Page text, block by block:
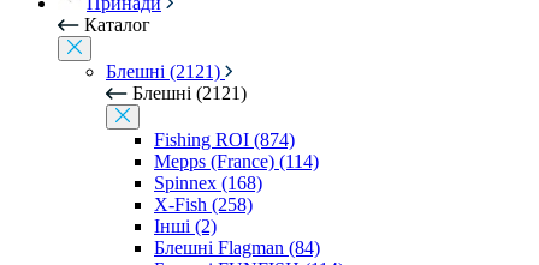
Каталог
Блешні (2121)
Блешні (2121)
Fishing ROI (874)
Mepps (France) (114)
Spinnex (168)
X-Fish (258)
Інші (2)
Блешні Flagman (84)